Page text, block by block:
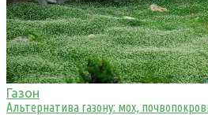
Газон
Альтернатива газону: мох,